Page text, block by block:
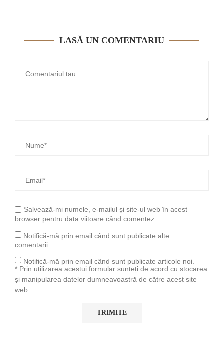
LASĂ UN COMENTARIU
Salvează-mi numele, e-mailul și site-ul web în acest
browser pentru data viitoare când comentez.
Notifică-mă prin email când sunt publicate alte
comentarii.
Notifică-mă prin email când sunt publicate articole noi.
* Prin utilizarea acestui formular sunteți de acord cu stocarea
și manipularea datelor dumneavoastră de către acest site
web.